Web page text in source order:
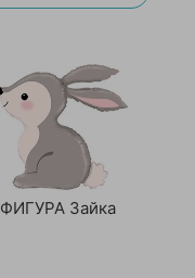
ФИГУРА Зайка